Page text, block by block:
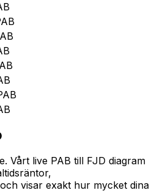
Vårt live PAB till FJD diagram
visar exakt hur mycket dina